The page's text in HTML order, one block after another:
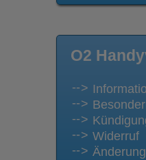
O2
Widerruf